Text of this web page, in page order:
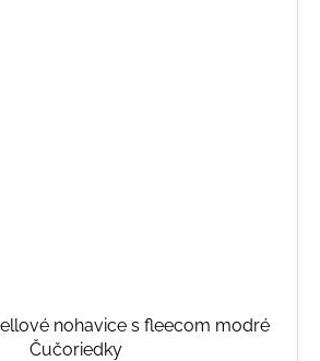
nohavice s fleecom modré
Čučoriedky